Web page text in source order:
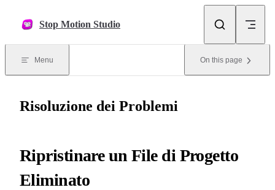
Stop Motion Studio
Menu On this page
Risoluzione dei Problemi
Ripristinare un File di Progetto
Eliminato